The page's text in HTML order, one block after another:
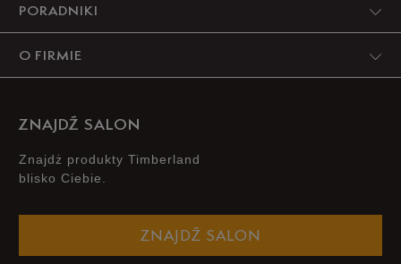
PORADNIKI
O FIRMIE
ZNAJDŹ SALON
Znajdż produkty Timberland
blisko Ciebie.
ZNAJDŹ SALON